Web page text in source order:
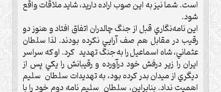
است. شما نيز به اين صوب اراده داريد، شايد ملاقات واقع
شود.‌
اين نامه‌نگاري قبل از جنگ چالدران اتفاق افتاد و هنوز دو
رقيب در مقابل هم صف آرایي نكرده ‌بودند. لذا سلطان
عثماني، شاه اسماعيل را به جنگ تهديد كرد. او كه سراسر
ايران را زير درفش خود درآورده و رقيبانش را يكي پس از
ديگري از ميدان بدر كرده بود، به تهديدات سلطان سليم
اهميت نداد.‌ بنابراين، سلطان سليم نامه دوم خود را با